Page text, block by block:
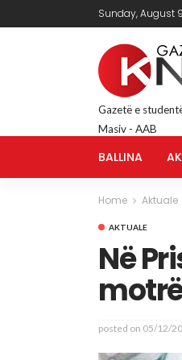
Sunday, August
Gazetë e
Masiv - AAB
BALLINA
Home Aktuale
AKTUALE
Në
posted on 05/12/